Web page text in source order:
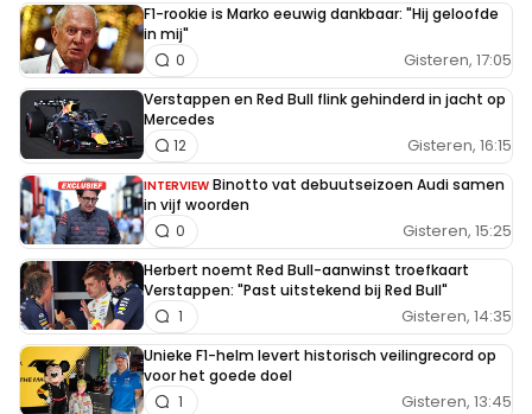
F1-rookie is Marko eeuwig dankbaar: "Hij geloofde
in mij"
Gisteren, 17:05
0
Verstappen en Red Bull flink gehinderd in jacht op
Mercedes
Gisteren, 16:15
12
INTERVIEW Binotto vat debuutseizoen Audi samen
in vijf woorden
Gisteren, 15:25
0
Herbert noemt Red Bull-aanwinst troefkaart
Verstappen: "Past uitstekend bij Red Bull"
Gisteren, 14:35
1
Unieke F1-helm levert historisch veilingrecord op
voor het goede doel
Gisteren, 13:45
1